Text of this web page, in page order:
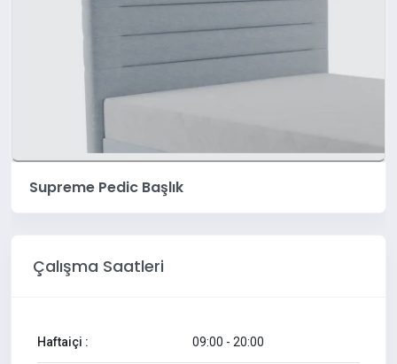
Supreme Pedic Başlık
Çalışma Saatleri
Haftaiçi : 09:00 - 20:00